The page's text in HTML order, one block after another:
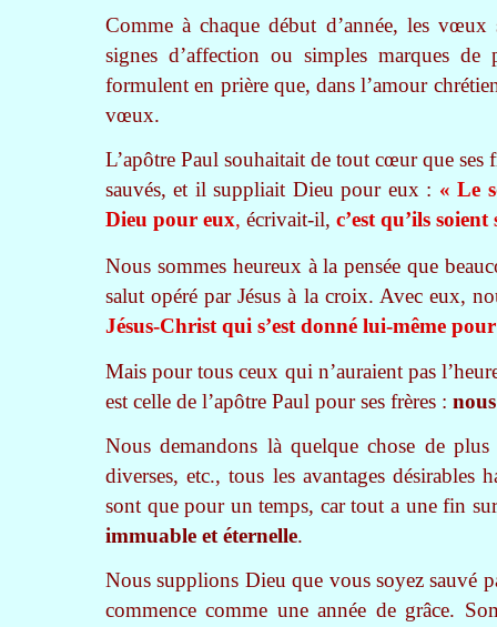
Comme à chaque début d’année, les
signes d’affection ou simples marques
formulent en prière que, dans l’amour
vœux.
L’apôtre Paul souhaitait de tout cœur que ses
sauvés, et il suppliait Dieu pour eux : « Le
Dieu pour eux, écrivait-il, c’est qu’ils soient
Nous sommes heureux à la pensée que
salut opéré par Jésus à la croix. Avec eux,
Jésus-Christ qui s’est donné lui-même
Mais pour tous ceux qui n’auraient pas
est celle de l’apôtre Paul pour ses frères :
Nous demandons là quelque chose de
diverses, etc., tous les avantages désirables
sont que pour un temps, car tout a une fin
immuable et éternelle.
Nous supplions Dieu que vous soyez sauvé
commence comme une année de grâce.